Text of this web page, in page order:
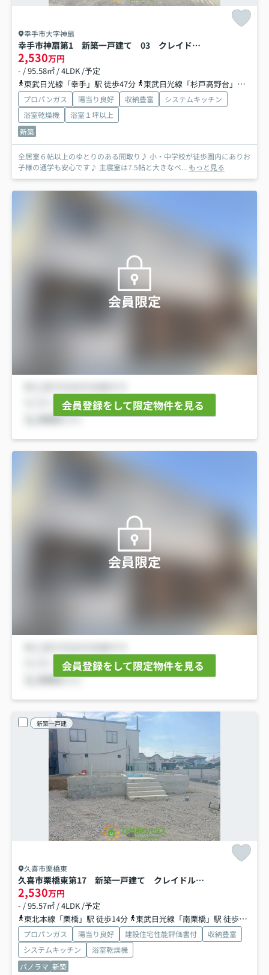
幸手市大字神扇
幸手市神扇第1 新築一戸建て 03 クレイドルガーデン
2,530万円
- / 95.58㎡ / 4LDK /予定
東武日光線「幸手」駅 徒歩47分
東武日光線「杉戸高野台」駅 徒歩53分
プロパンガス 陽当り良好 収納豊富
システムキッチン
浴室乾燥機
浴室１坪以上
新築
全居室６帖以上のゆとりのある間取り♪ 小・中学校が徒歩圏内にありお
子様の通学も安心です♪ 主寝室は7.5帖と大きなベ... もっと見る
会員限定
会員登録をして限定物件を見る
会員限定
会員登録をして限定物件を見る
新築一戸建
久喜市栗橋東
久喜市栗橋東第17 新築一戸建て クレイドルガーデン
2,530万円
- / 95.57㎡ / 4LDK /予定
東北本線「栗橋」駅 徒歩14分
東武日光線「南栗橋」駅 徒歩30分
プロパンガス 陽当り良好 建設住宅性能評価書付
収納豊富
システムキッチン
浴室乾燥機
パノラマ 新築